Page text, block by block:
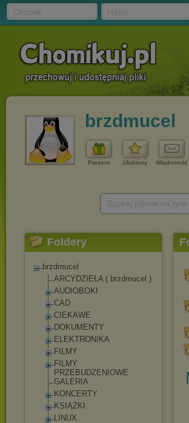
brzdmucel
Prezent Ulubiony Wiadomość
Foldery
brzdmucel
ARCYDZIEŁA ( brzdmucel )
AUDIOBOKI
CAD
CIEKAWE
DOKUMENTY
ELEKTRONIKA
FILMY
FILMY
PRZEBUDZENIOWE
GALERIA
KONCERTY
KSIĄŻKI
LINUX